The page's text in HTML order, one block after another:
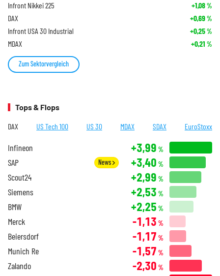
Infront Nikkei 225 +1,08%
DAX +0,69%
Infront USA 30 Industrial +0,25%
MDAX +0,21 %
Zum Sektorvergleich
Tops & Flops
DAX US Tech 100 US 30 MDAX SDAX EuroStoxx
Infineon +3,99 %
SAP News +3,40 %
Scout24 +2,99 %
Siemens +2,53 %
BMW +2,25 %
Merck -1,13 %
Beiersdorf -1,17 %
Munich Re -1,57 %
Zalando -2,30 %